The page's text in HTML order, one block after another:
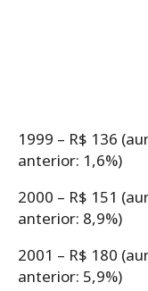
1999 – R$ 136
anterior: 1,6%)
2000 – R$ 151
anterior: 8,9%)
2001 – R$ 180
anterior: 5,9%)